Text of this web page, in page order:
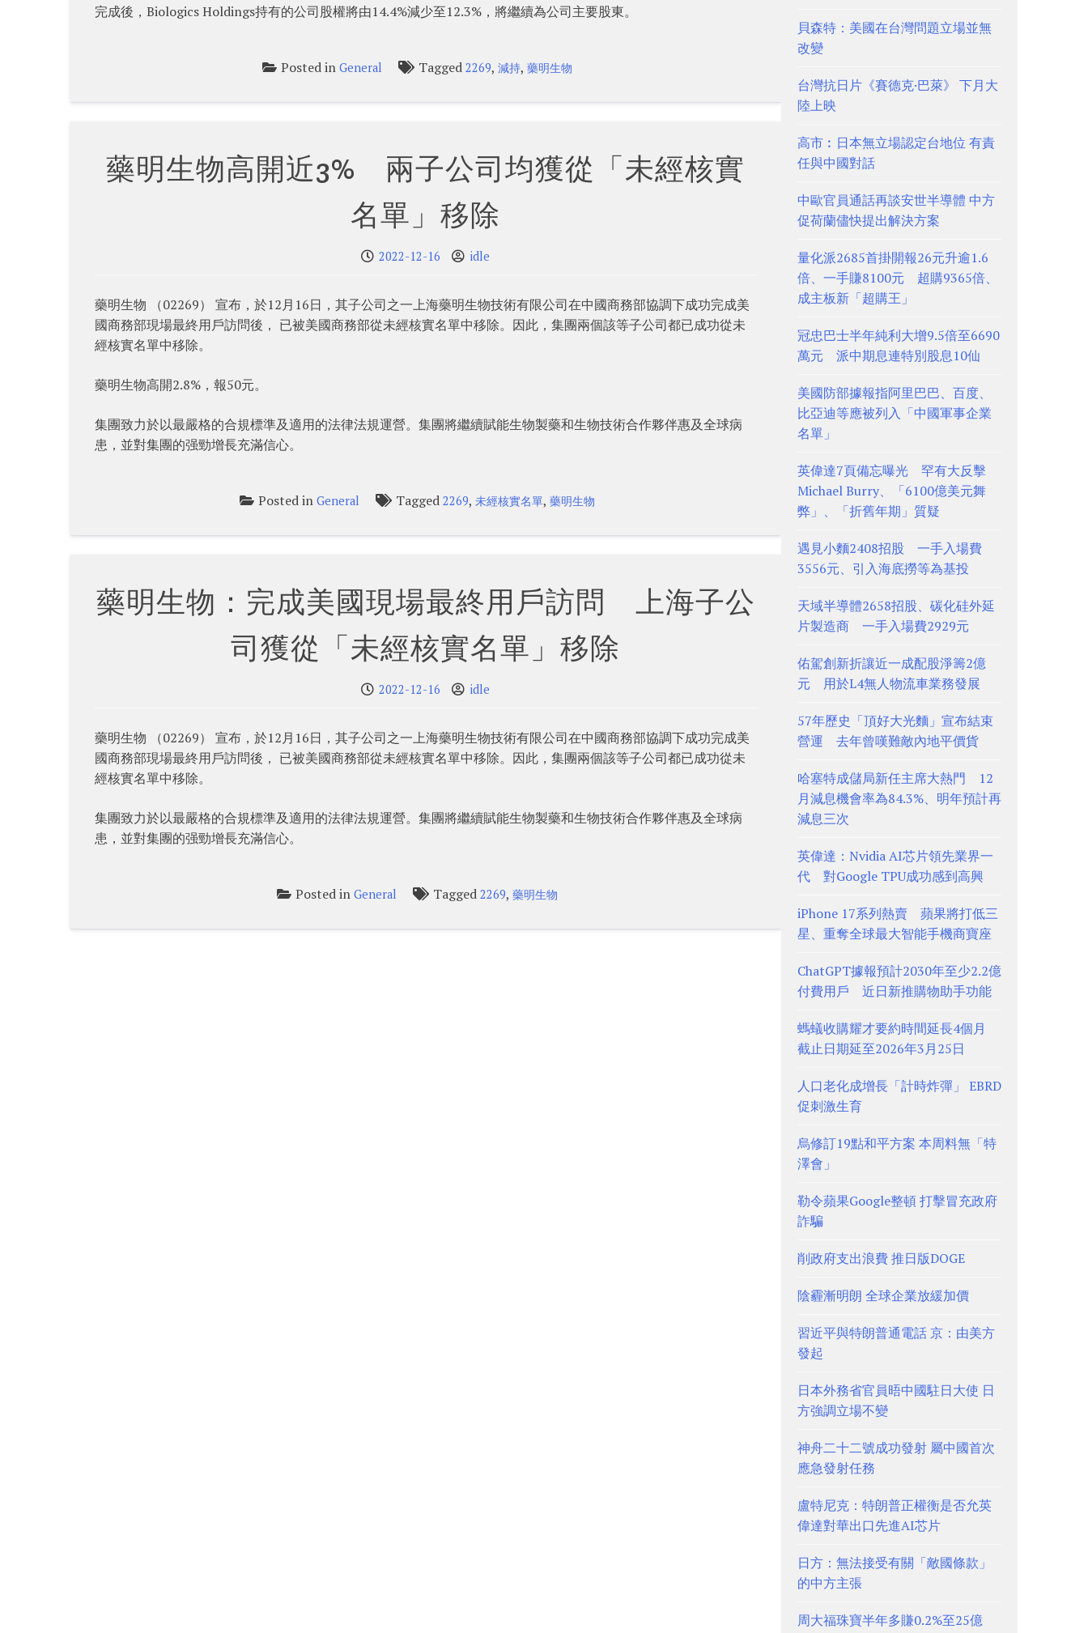
完成後，Biologics Holdings持有的公司股權將由14.4%減少至12.3%，將繼續為公司主要股東。
Posted inGeneral Tagged2269,減持,藥明生物
藥明生物高開近3% 兩子公司均獲從「未經核實
名單」移除
2022-12-16 idle
藥明生物 （02269） 宣布，於12月16日，其子公司之一上海藥明生物技術有限公司在中國商務部協調下成功完成美
國商務部現場最終用戶訪問後， 已被美國商務部從未經核實名單中移除。因此，集團兩個該等子公司都已成功從未
經核實名單中移除。
藥明生物高開2.8%，報50元。
集團致力於以最嚴格的合規標準及適用的法律法規運營。集團將繼續賦能生物製藥和生物技術合作夥伴惠及全球病
患，並對集團的强勁增長充滿信心。
Posted inGeneral Tagged2269,未經核實名單,藥明生物
藥明生物：完成美國現場最終用戶訪問 上海子公
司獲從「未經核實名單」移除
2022-12-16 idle
藥明生物 （02269） 宣布，於12月16日，其子公司之一上海藥明生物技術有限公司在中國商務部協調下成功完成美
國商務部現場最終用戶訪問後， 已被美國商務部從未經核實名單中移除。因此，集團兩個該等子公司都已成功從未
經核實名單中移除。
集團致力於以最嚴格的合規標準及適用的法律法規運營。集團將繼續賦能生物製藥和生物技術合作夥伴惠及全球病
患，並對集團的强勁增長充滿信心。
Posted inGeneral Tagged2269,藥明生物
貝森特：美國在台灣問題立場並無
改變
台灣抗日片《賽德克·巴萊》 下月大
陸上映
高市︰日本無立場認定台地位 有責
任與中國對話
中歐官員通話再談安世半導體 中方
促荷蘭儘快提出解決方案
量化派2685首掛開報26元升逾1.6
倍、一手賺8100元 超購9365倍、
成主板新「超購王」
冠忠巴士半年純利大增9.5倍至6690
萬元 派中期息連特別股息10仙
美國防部據報指阿里巴巴、百度、
比亞迪等應被列入「中國軍事企業
名單」
英偉達7頁備忘曝光 罕有大反擊
Michael Burry、「6100億美元舞
弊」、「折舊年期」質疑
遇見小麵2408招股 一手入場費
3556元、引入海底撈等為基投
天域半導體2658招股、碳化硅外延
片製造商 一手入場費2929元
佑駕創新折讓近一成配股淨籌2億
元 用於L4無人物流車業務發展
57年歷史「頂好大光麵」宣布結束
營運 去年曾嘆難敵內地平價貨
哈塞特成儲局新任主席大熱門 12
月減息機會率為84.3%、明年預計再
減息三次
英偉達：Nvidia AI芯片領先業界一
代 對Google TPU成功感到高興
iPhone 17系列熱賣 蘋果將打低三
星、重奪全球最大智能手機商寶座
ChatGPT據報預計2030年至少2.2億
付費用戶 近日新推購物助手功能
螞蟻收購耀才要約時間延長4個月
截止日期延至2026年3月25日
人口老化成增長「計時炸彈」 EBRD
促刺激生育
烏修訂19點和平方案 本周料無「特
澤會」
勒令蘋果Google整頓 打擊冒充政府
詐騙
削政府支出浪費 推日版DOGE
陰霾漸明朗 全球企業放緩加價
習近平與特朗普通電話 京：由美方
發起
日本外務省官員晤中國駐日大使 日
方強調立場不變
神舟二十二號成功發射 屬中國首次
應急發射任務
盧特尼克：特朗普正權衡是否允英
偉達對華出口先進AI芯片
日方：無法接受有關「敵國條款」
的中方主張
周大福珠寶半年多賺0.2%至25億